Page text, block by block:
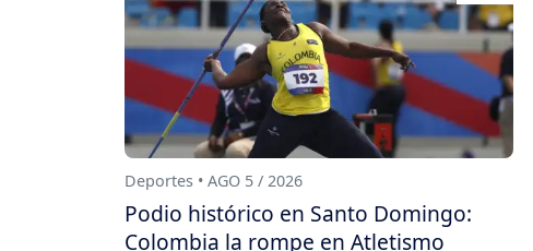
Deportes • AGO 5 / 2026
Podio histórico en Santo Domingo:
Colombia la rompe en Atletismo